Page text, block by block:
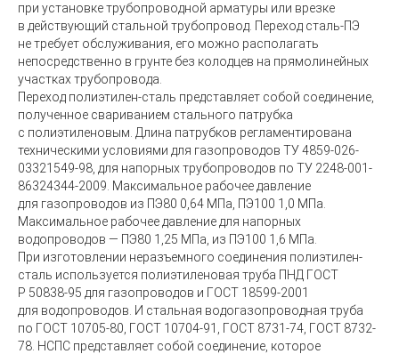
при установке трубопроводной арматуры или врезке
в действующий стальной трубопровод. Переход сталь-ПЭ
не требует обслуживания, его можно располагать
непосредственно в грунте без колодцев на прямолинейных
участках трубопровода.
Переход полиэтилен-сталь представляет собой соединение,
полученное свариванием стального патрубка
с полиэтиленовым. Длина патрубков регламентирована
техническими условиями для газопроводов ТУ 4859-026-
03321549-98, для напорных трубопроводов по ТУ 2248-001-
86324344-2009. Максимальное рабочее давление
для газопроводов из ПЭ80 0,64 МПа, ПЭ100 1,0 МПа.
Максимальное рабочее давление для напорных
водопроводов ― ПЭ80 1,25 МПа, из ПЭ100 1,6 МПа.
При изготовлении неразъемного соединения полиэтилен-
сталь используется полиэтиленовая труба ПНД ГОСТ
Р 50838-95 для газопроводов и ГОСТ 18599-2001
для водопроводов. И стальная водогазопроводная труба
по ГОСТ 10705-80, ГОСТ 10704-91, ГОСТ 8731-74, ГОСТ 8732-
78. НСПС представляет собой соединение, которое